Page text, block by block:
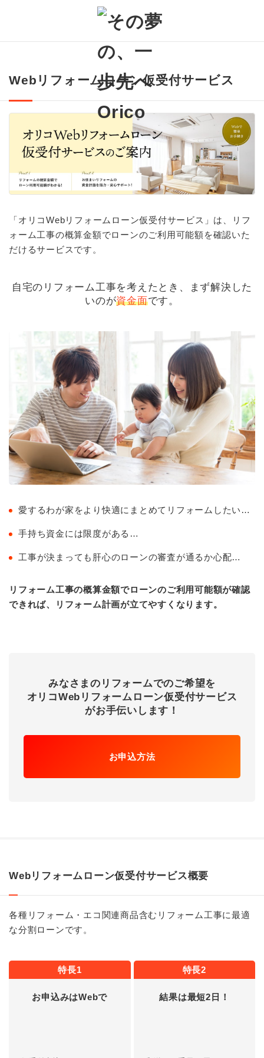
Webリフォームローン仮受付サービス
「オリコWebリフォームローン仮受付サービス」は、リフ
ォーム工事の概算金額でローンのご利用可能額を確認いた
だけるサービスです。
自宅のリフォーム工事を考えたとき、まず解決した
いのが資金面です。
愛するわが家をより快適にまとめてリフォームしたい…
手持ち資金には限度がある…
工事が決まっても肝心のローンの審査が通るか心配…
リフォーム工事の概算金額でローンのご利用可能額が確認
できれば、リフォーム計画が立てやすくなります。
みなさまのリフォームでのご希望を
オリコWebリフォームローン仮受付サービス
がお手伝いします！
お申込方法
Webリフォームローン仮受付サービス概要
各種リフォーム・エコ関連商品含むリフォーム工事に最適
な分割ローンです。
特長1
お申込みはWebで
特長2
結果は最短2日！